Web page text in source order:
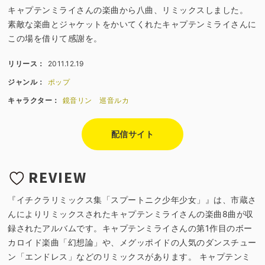
キャプテンミライさんの楽曲から八曲、リミックスしました。
素敵な楽曲とジャケットをかいてくれたキャプテンミライさんに
この場を借りて感謝を。
リリース： 2011.12.19
ジャンル： ポップ
キャラクター： 鏡音リン 巡音ルカ
配信サイト
REVIEW
『イチクラリミックス集「スプートニク少年少女」』は、市蔵さ
んによりリミックスされたキャプテンミライさんの楽曲8曲が収
録されたアルバムです。キャプテンミライさんの第1作目のボー
カロイド楽曲「幻想論」や、メグッポイドの人気のダンスチュー
ン「エンドレス」などのリミックスがあります。 キャプテンミ